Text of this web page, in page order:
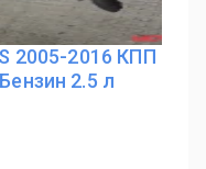
2005-2016 КПП
2.5 л